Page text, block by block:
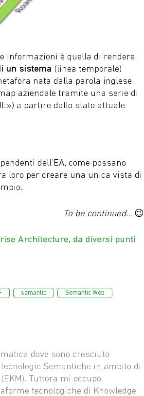
informazioni è quella di rendere
un sistema (linea temporale)
nata dalla parola inglese
aziendale tramite una serie di
a partire dallo stato attuale
dell’EA, come possano
loro per creare una unica vista di
To be continued… 😉
Architecture, da diversi punti
semantic Semantic Web
dove sono cresciuto
Semantiche in ambito di
Tuttora mi occupo
tecnologiche di Knowledge